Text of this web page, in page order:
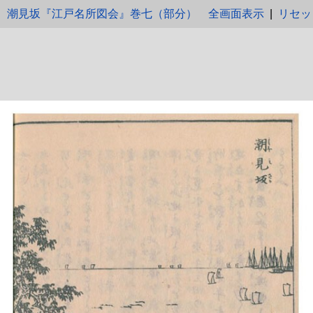
潮見坂『江戸名所図会』巻七（部分） 全画面表示 リセ